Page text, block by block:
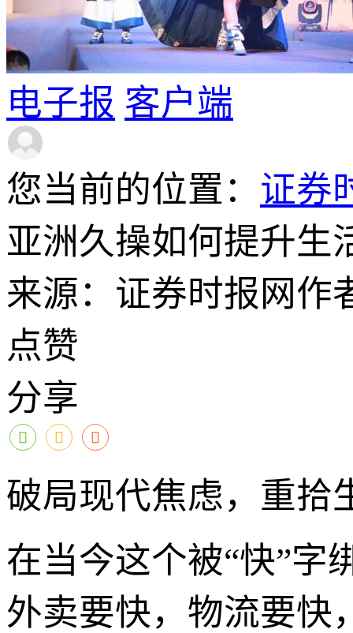
电子报 客户端
您当前的位置： 证券
亚洲久操如何提升生
来源：证券时报网作
点赞
分享
破局现代焦虑，重拾
在当今这个被“快”字
外卖要快，物流要快